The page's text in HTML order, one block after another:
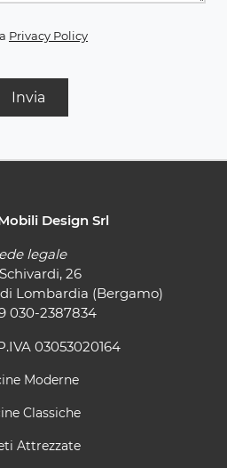
Privacy Policy
Invia
Design Srl
legale
26
Lombardia (Bergamo)
030-2387834
03053020164
Moderne
Classiche
Attrezzate